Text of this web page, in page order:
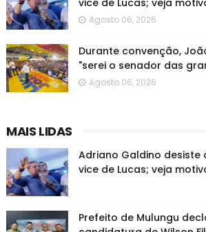
vice de Lucas; veja
Agosto 06, 2026
Durante convenção,
"serei o senador das
Agosto 06, 2026
MAIS LIDAS
Adriano Galdino desiste
vice de Lucas; veja
Prefeito de Mulungu